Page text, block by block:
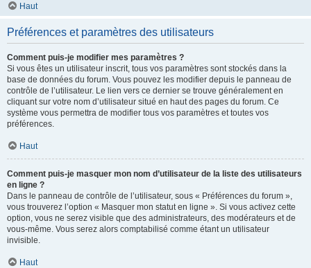
Haut
Préférences et paramètres des utilisateurs
Comment puis-je modifier mes paramètres ?
Si vous êtes un utilisateur inscrit, tous vos paramètres sont stockés dans la
base de données du forum. Vous pouvez les modifier depuis le panneau de
contrôle de l’utilisateur. Le lien vers ce dernier se trouve généralement en
cliquant sur votre nom d’utilisateur situé en haut des pages du forum. Ce
système vous permettra de modifier tous vos paramètres et toutes vos
préférences.
Haut
Comment puis-je masquer mon nom d’utilisateur de la liste des utilisateurs
en ligne ?
Dans le panneau de contrôle de l’utilisateur, sous « Préférences du forum »,
vous trouverez l’option « Masquer mon statut en ligne ». Si vous activez cette
option, vous ne serez visible que des administrateurs, des modérateurs et de
vous-même. Vous serez alors comptabilisé comme étant un utilisateur
invisible.
Haut